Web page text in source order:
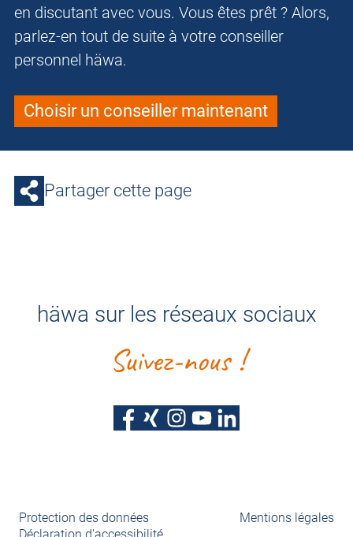
en discutant avec vous. Vous êtes prêt ? Alors,
parlez-en tout de suite à votre conseiller
personnel häwa.
Choisir un conseiller maintenant
Partager cette page
häwa sur les réseaux sociaux
Suivez-nous !
Protection des données
Mentions légales